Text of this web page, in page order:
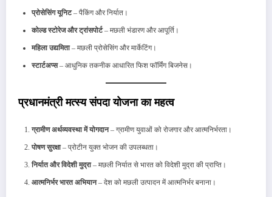
प्रोसेसिंग यूनिट– पैकिंग और निर्यात।
कोल्ड स्टोरेज और ट्रांसपोर्ट– मछली भंडारण और आपूर्ति।
महिला उद्यमिता– मछली प्रोसेसिंग और मार्केटिंग।
स्टार्टअप्स– आधुनिक तकनीक आधारित फिश फॉर्मिंग बिजनेस।
प्रधानमंत्री मत्स्य संपदा योजना का महत्व
ग्रामीण अर्थव्यवस्था में योगदान– ग्रामीण युवाओं को रोजगार और आत्मनिर्भरता।
पोषण सुरक्षा– प्रोटीन युक्त भोजन की उपलब्धता।
निर्यात और विदेशी मुद्रा– मछली निर्यात से भारत को विदेशी मुद्रा की प्राप्ति।
आत्मनिर्भर भारत अभियान– देश को मछली उत्पादन में आत्मनिर्भर बनाना।